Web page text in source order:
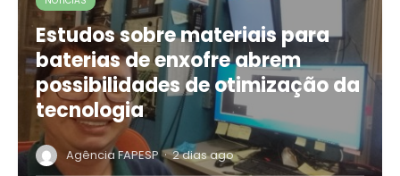
Estudos sobre materiais para
baterias de enxofre abrem
possibilidades de otimização da
tecnologia
Agência FAPESP · 2 dias ago